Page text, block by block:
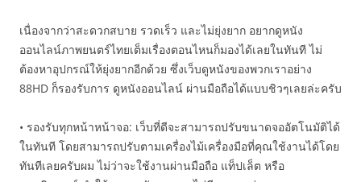
เนื่องจากว่าสะดวกสบาย รวดเร็ว และไม่ยุ่งยาก อยากดูหนัง
ออนไลน์ภาพยนตร์ไทยเต็มเรื่องตอนไหนก็มองได้เลยในทันที ไม่
ต้องหาอุปกรณ์ให้ยุ่งยากอีกด้วย ซึ่งเว็บดูหนังของพวกเราอย่าง
88HD ก็รองรับการ ดูหนังออนไลน์ ผ่านมือถือได้แบบชิวๆเลยล่ะครับ
• รองรับทุกหน้าหน้าจอ: เว็บที่ดีจะสามารถปรับขนาดจออัตโนมัติได้
ในทันที โดยสามารถปรับตามเครื่องไม้เครื่องมือที่คุณใช้งานได้โดย
ทันทีเลยครับผม ไม่ว่าจะใช้งานผ่านมือถือ แท็ปเล็ต หรือ